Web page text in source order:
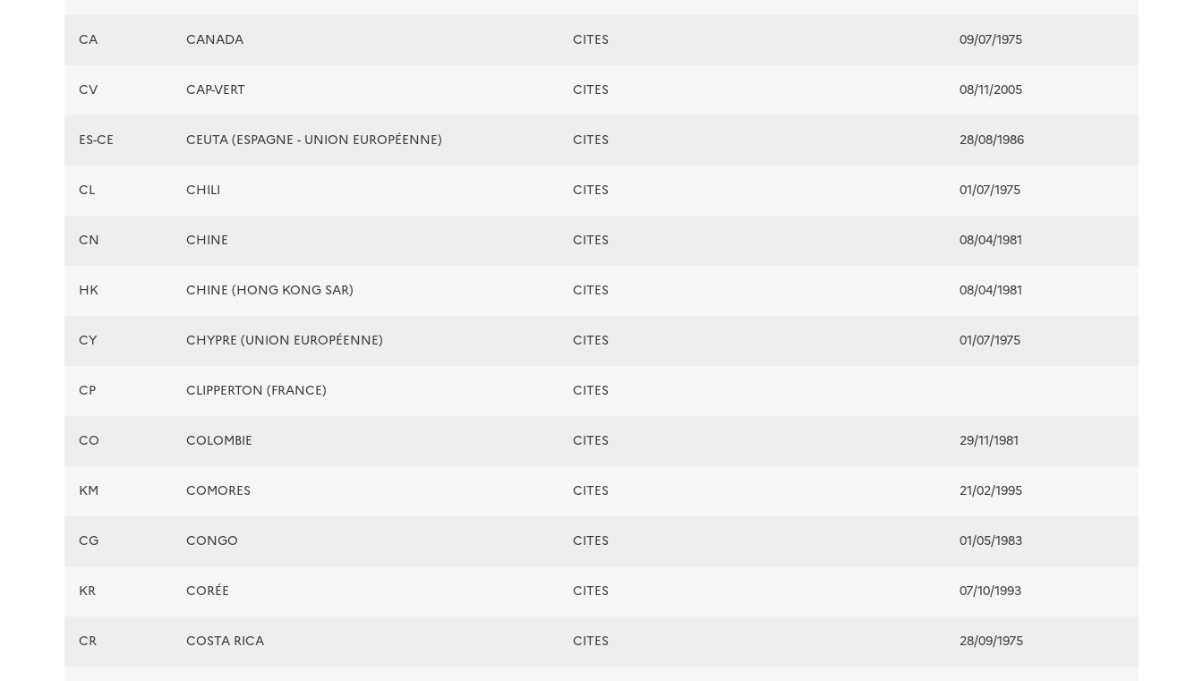
CA CANADA CITES 09/07/1975
CV CAP-VERT CITES 08/11/2005
ES-CE CEUTA (ESPAGNE - UNION EUROPÉENNE) CITES 28/08/1986
CL CHILI CITES 01/07/1975
CN CHINE CITES 08/04/1981
HK CHINE (HONG KONG SAR) CITES 08/04/1981
CY CHYPRE (UNION EUROPÉENNE) CITES 01/07/1975
CP CLIPPERTON (FRANCE) CITES
CO COLOMBIE CITES 29/11/1981
KM COMORES CITES 21/02/1995
CG CONGO CITES 01/05/1983
KR CORÉE CITES 07/10/1993
CR COSTA RICA CITES 28/09/1975